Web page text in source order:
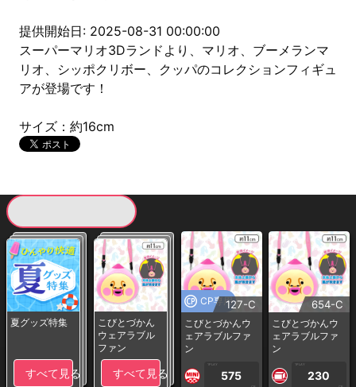
提供開始日: 2025-08-31 00:00:00
スーパーマリオ3Dランドより、マリオ、ブーメランマ
リオ、シッポクリボー、クッパのコレクションフィギュ
アが登場です！
サイズ：約16cm
夏グッズ特集
すべて見る
こびとづかん
ウェアラブル
ファン
すべて見る
CP専用127-C
こびとづかんウ
ェアラブルファ
ン
1PLAY
575
654-C
こびとづかんウ
ェアラブルファ
ン
1PLAY
230